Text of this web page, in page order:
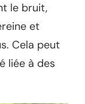
le bruit,
et
Cela peut
liée à des